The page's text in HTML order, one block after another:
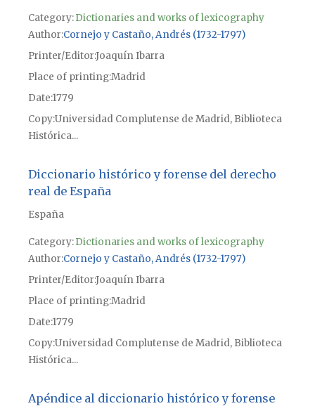
Category:Dictionaries and works of lexicography
Author Cornejo y Castaño, Andrés (1732-1797)
Printer/EditorJoaquín Ibarra
Place of printingMadrid
Date1779
CopyUniversidad Complutense de Madrid, Biblioteca
Histórica...
Diccionario histórico y forense del derecho
real de España
España
Category:Dictionaries and works of lexicography
Author Cornejo y Castaño, Andrés (1732-1797)
Printer/EditorJoaquín Ibarra
Place of printingMadrid
Date1779
CopyUniversidad Complutense de Madrid, Biblioteca
Histórica...
Apéndice al diccionario histórico y forense